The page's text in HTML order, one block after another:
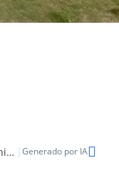
Terreno 600m² Zelmar Michellini disponible | Generado por IA